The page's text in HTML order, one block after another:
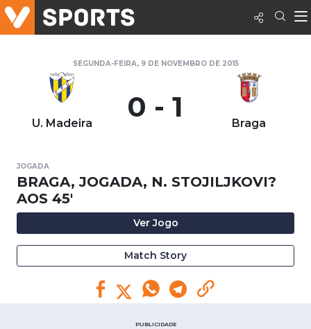
SEGUNDA-FEIRA, 9 DE NOVEMBRO DE 2015
U. Madeira 0 - 1 Braga
JOGADA
BRAGA, JOGADA, N. STOJILJKOVI?
AOS 45'
Ver Jogo
Match Story
PUBLICIDADE